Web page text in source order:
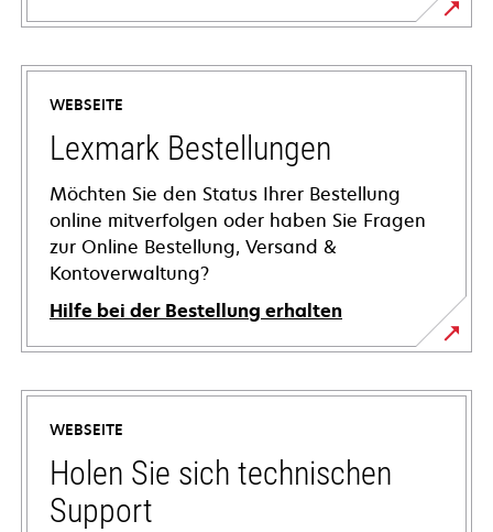
WEBSEITE
Lexmark Bestellungen
Möchten Sie den Status Ihrer Bestellung
online mitverfolgen oder haben Sie Fragen
zur Online Bestellung, Versand &
Kontoverwaltung?
Hilfe bei der Bestellung erhalten
WEBSEITE
Holen Sie sich technischen
Support